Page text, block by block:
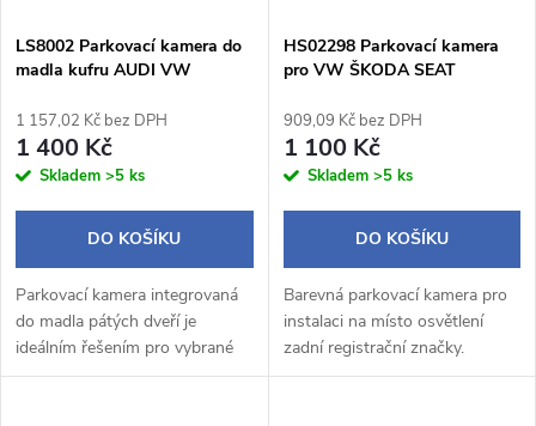
p
r
o
u
k
s
p
r
o
d
u
k
LS8002 Parkovací kamera do
madla kufru AUDI VW
1 157,02 Kč bez DPH
1 400 Kč
Skladem >5 ks
DO KOŠÍKU
Parkovací kamera integrovaná
do madla pátých dveří je
ideálním řešením pro vybrané
modely vozidel Audi,
HS02298 Parkovací kamera
pro VW ŠKODA SEAT
909,09 Kč bez DPH
1 100 Kč
Skladem >5 ks
DO KOŠÍKU
Barevná parkovací kamera pro
instalaci na místo osvětlení
zadní registrační značky.
Součástí kamery je místo pro